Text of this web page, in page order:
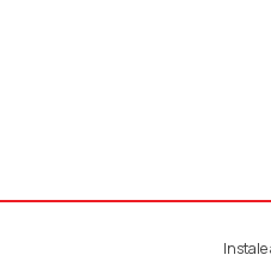
Instale